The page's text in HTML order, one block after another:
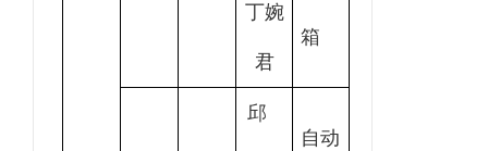
丁婉
君
箱
邱
自动